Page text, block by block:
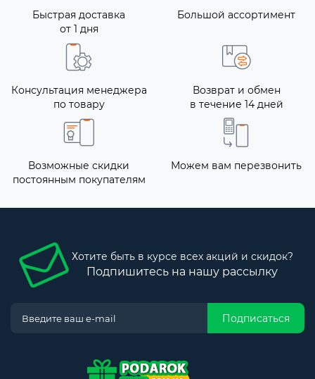
Быстрая доставка
от 1 дня
Большой ассортимент
Консультация менеджера
по товару
Возврат и обмен
в течение 14 дней
Возможные скидки
постоянным покупателям
Можем вам перезвонить
Хотите быть в курсе всех акций и скидок?
Подпишитесь на нашу рассылку
Подписаться